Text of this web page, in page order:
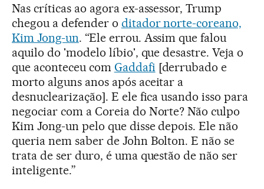
Nas críticas ao agora ex-assessor, Trump
chegou a defender o ditador norte-coreano,
Kim Jong-un. “Ele errou. Assim que falou
aquilo do 'modelo líbio', que desastre. Veja o
que aconteceu com Gaddafi [derrubado e
morto alguns anos após aceitar a
desnuclearização]. E ele fica usando isso para
negociar com a Coreia do Norte? Não culpo
Kim Jong-un pelo que disse depois. Ele não
queria nem saber de John Bolton. E não se
trata de ser duro, é uma questão de não ser
inteligente.”